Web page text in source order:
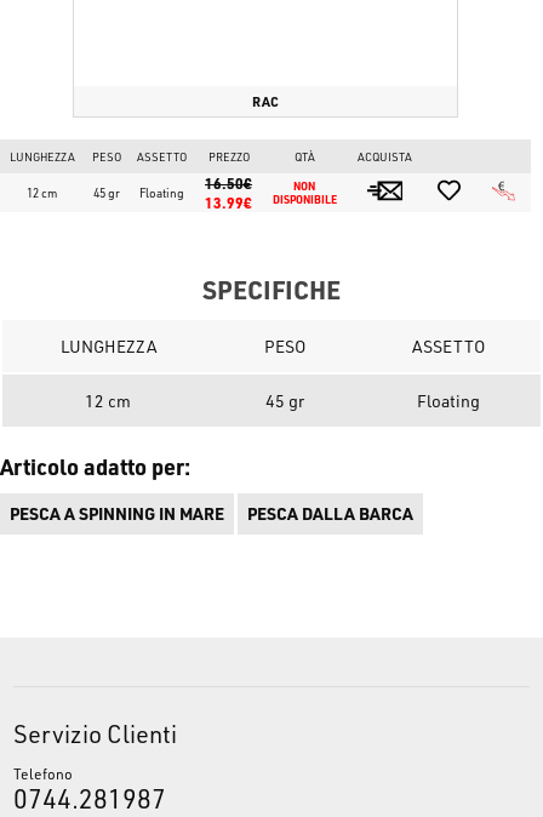
RAC
LUNGHEZZA PESO ASSETTO PREZZO QTÀ ACQUISTA
12 cm 45 gr Floating
16.50€
13.99€
NON
DISPONIBILE
SPECIFICHE
LUNGHEZZA PESO ASSETTO
12 cm 45 gr Floating
Articolo adatto per:
PESCA A SPINNING IN MARE PESCA DALLA BARCA
Servizio Clienti
Telefono
0744.281987